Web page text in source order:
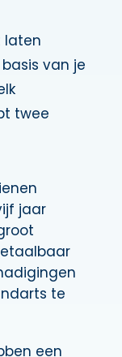
laten
van je
twee
jaar
te
een